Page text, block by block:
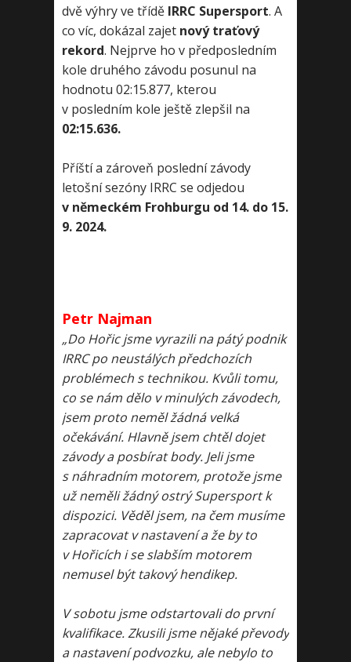
dvě výhry ve třídě IRRC Supersport. A
co víc, dokázal zajet nový traťový
rekord. Nejprve ho v předposledním
kole druhého závodu posunul na
hodnotu 02:15.877, kterou
v posledním kole ještě zlepšil na
02:15.636.
Příští a zároveň poslední závody
letošní sezóny IRRC se odjedou
v německém Frohburgu od 14. do 15.
9. 2024.
Petr Najman
„Do Hořic jsme vyrazili na pátý podnik
IRRC po neustálých předchozích
problémech s technikou. Kvůli tomu,
co se nám dělo v minulých závodech,
jsem proto neměl žádná velká
očekávání. Hlavně jsem chtěl dojet
závody a posbírat body. Jeli jsme
s náhradním motorem, protože jsme
už neměli žádný ostrý Supersport k
dispozici. Věděl jsem, na čem musíme
zapracovat v nastavení a že by to
v Hořicích i se slabším motorem
nemusel být takový hendikep.
V sobotu jsme odstartovali do první
kvalifikace. Zkusili jsme nějaké převody
a nastavení podvozku, ale nebylo to